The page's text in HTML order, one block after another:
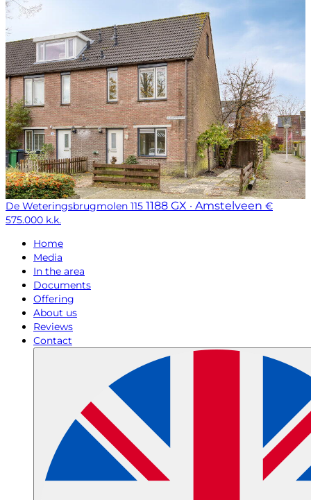
De Weteringsbrugmolen 115 1188 GX · Amstelveen €
575.000 k.k.
Home
Media
In the area
Documents
Offering
About us
Reviews
Contact